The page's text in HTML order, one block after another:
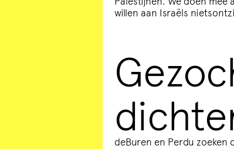
willen aan Israëls
deBuren en Perdu zoeken